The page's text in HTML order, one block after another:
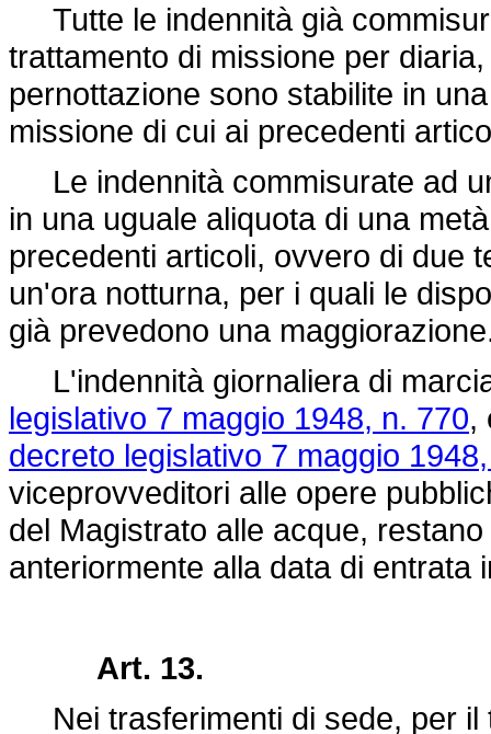
Tutte le indennità già
trattamento di missione per
pernottazione sono stabilite in
missione di cui ai precedenti
Le indennità commisurate ad
in una uguale aliquota di una
precedenti articoli, ovvero di due
un'ora notturna, per i quali le
già prevedono una
L'indennità giornaliera di
legislativo 7 maggio 1948, n. 770,
decreto legislativo 7 maggio
viceprovveditori alle opere
del Magistrato alle acque,
anteriormente alla data di entrata
Art. 13.
Nei trasferimenti di sede, per il